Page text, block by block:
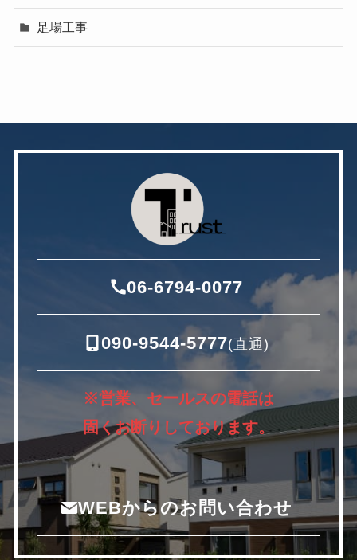
足場工事
06-6794-0077
090-9544-5777(直通)
※営業、セールスの電話は
固くお断りしております。
WEBからのお問い合わせ